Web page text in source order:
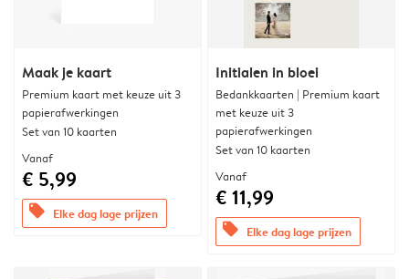
Maak je kaart
Premium kaart met keuze uit 3
papierafwerkingen
Set van 10 kaarten
Vanaf
€ 5,99
offers Elke dag lage prijzen
Initialen in bloei
Bedankkaarten | Premium kaart
met keuze uit 3
papierafwerkingen
Set van 10 kaarten
Vanaf
€ 11,99
offers Elke dag lage prijzen